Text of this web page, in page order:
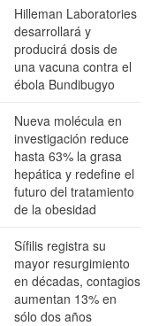
Hilleman Laboratories
desarrollará y
producirá dosis de
una vacuna contra el
ébola Bundibugyo
Nueva molécula en
investigación reduce
hasta 63% la grasa
hepática y redefine el
futuro del tratamiento
de la obesidad
Sífilis registra su
mayor resurgimiento
en décadas, contagios
aumentan 13% en
sólo dos años